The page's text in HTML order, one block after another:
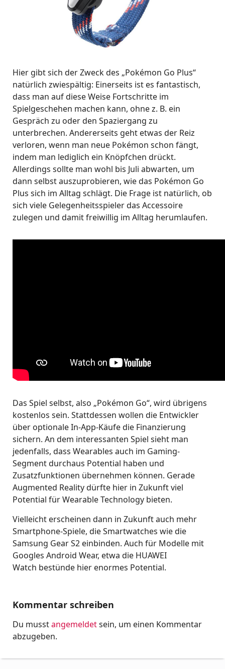
Hier gibt sich der Zweck des „Pokémon Go Plus“
natürlich zwiespältig: Einerseits ist es fantastisch,
dass man auf diese Weise Fortschritte im
Spielgeschehen machen kann, ohne z. B. ein
Gespräch zu oder den Spaziergang zu
unterbrechen. Andererseits geht etwas der Reiz
verloren, wenn man neue Pokémon schon fängt,
indem man lediglich ein Knöpfchen drückt.
Allerdings sollte man wohl bis Juli abwarten, um
dann selbst auszuprobieren, wie das Pokémon Go
Plus sich im Alltag schlägt. Die Frage ist natürlich, ob
sich viele Gelegenheitsspieler das Accessoire
zulegen und damit freiwillig im Alltag herumlaufen.
Das Spiel selbst, also „Pokémon Go“, wird übrigens
kostenlos sein. Stattdessen wollen die Entwickler
über optionale In-App-Käufe die Finanzierung
sichern. An dem interessanten Spiel sieht man
jedenfalls, dass Wearables auch im Gaming-
Segment durchaus Potential haben und
Zusatzfunktionen übernehmen können. Gerade
Augmented Reality dürfte hier in Zukunft viel
Potential für Wearable Technology bieten.
Vielleicht erscheinen dann in Zukunft auch mehr
Smartphone-Spiele, die Smartwatches wie die
Samsung Gear S2 einbinden. Auch für Modelle mit
Googles Android Wear, etwa die HUAWEI
Watch bestünde hier enormes Potential.
Kommentar schreiben
Du musstangemeldetsein, um einen Kommentar
abzugeben.